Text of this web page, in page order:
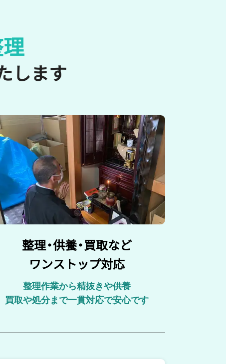
します
整理・供養・買取など
ワンストップ対応
整理作業から精抜きや供養
買取や処分まで一貫対応で安心です